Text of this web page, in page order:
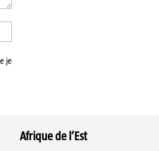
je
Afrique de l’Est